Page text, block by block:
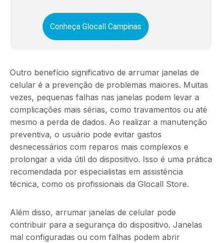
Conheça Glocall Campinas
Outro benefício significativo de arrumar janelas de
celular é a prevenção de problemas maiores. Muitas
vezes, pequenas falhas nas janelas podem levar a
complicações mais sérias, como travamentos ou até
mesmo a perda de dados. Ao realizar a manutenção
preventiva, o usuário pode evitar gastos
desnecessários com reparos mais complexos e
prolongar a vida útil do dispositivo. Isso é uma prática
recomendada por especialistas em assistência
técnica, como os profissionais da Glocall Store.
Além disso, arrumar janelas de celular pode
contribuir para a segurança do dispositivo. Janelas
mal configuradas ou com falhas podem abrir